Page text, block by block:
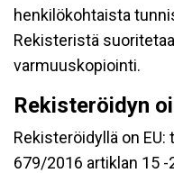
henkilökohtaista
Rekisteristä
varmuuskopiointi.
Rekisteröidyn
Rekisteröidyllä on
679/2016 artiklan 15